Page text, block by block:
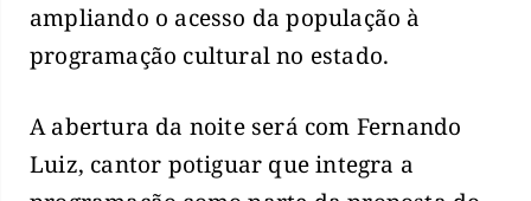
ampliando o acesso da população à
programação cultural no estado.
A abertura da noite será com Fernando
Luiz, cantor potiguar que integra a